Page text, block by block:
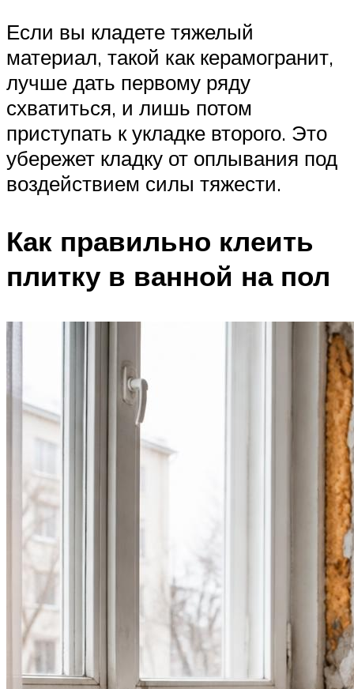
Если вы кладете тяжелый
материал, такой как керамогранит,
лучше дать первому ряду
схватиться, и лишь потом
приступать к укладке второго. Это
убережет кладку от оплывания под
воздействием силы тяжести.
Как правильно клеить
плитку в ванной на пол